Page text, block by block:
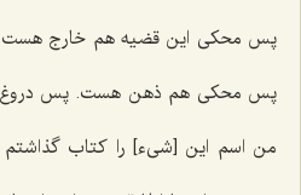
پس محکی این قضیه هم خارج
پس محکی هم ذهن هست. پس دروغ در
من اسم این [شیء] را کتاب گذاشتم